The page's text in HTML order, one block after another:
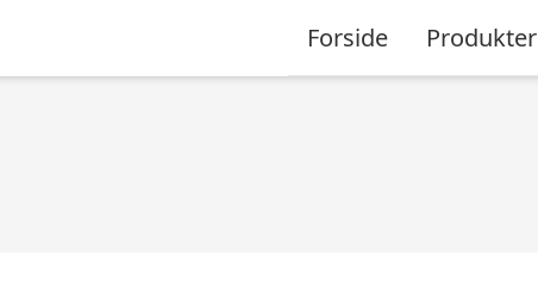
Forside Produkter